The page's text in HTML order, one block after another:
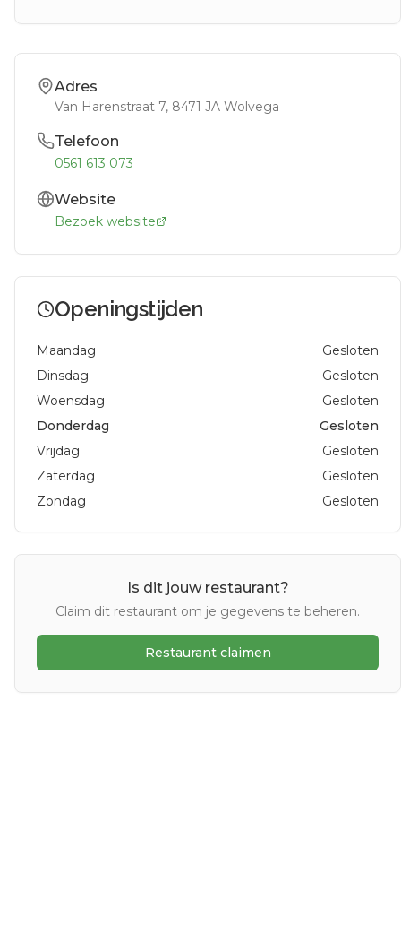
Adres
Van Harenstraat 7, 8471 JA Wolvega
Telefoon
0561 613 073
Website
Bezoek website
Openingstijden
Maandag
Gesloten
Dinsdag
Gesloten
Woensdag
Gesloten
Donderdag
Gesloten
Vrijdag
Gesloten
Zaterdag
Gesloten
Zondag
Gesloten
Is dit jouw restaurant?
Claim dit restaurant om je gegevens te beheren.
Restaurant claimen